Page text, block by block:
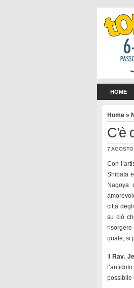
HOME
Home »
C’è
7
Con
Shibata
Nagoya
città
su ciò
quale, si
Rav.
possibile